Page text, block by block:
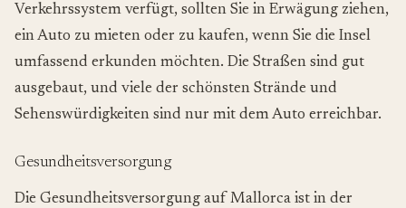
Verkehrssystem verfügt, sollten Sie in Erwägung ziehen,
ein Auto zu mieten oder zu kaufen, wenn Sie die Insel
umfassend erkunden möchten. Die Straßen sind gut
ausgebaut, und viele der schönsten Strände und
Sehenswürdigkeiten sind nur mit dem Auto erreichbar.
Gesundheitsversorgung
Die Gesundheitsversorgung auf Mallorca ist in der